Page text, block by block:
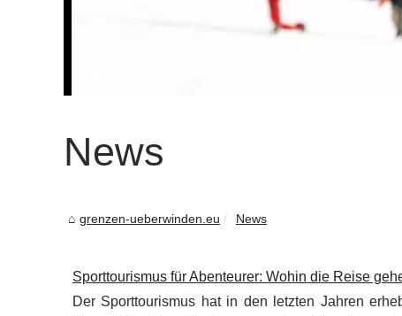
News
grenzen-ueberwinden.eu News
Sporttourismus für Abenteurer: Wohin die Reise
Der Sporttourismus hat in den letzten Jahren